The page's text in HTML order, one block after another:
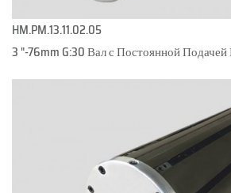
HM.PM.13.11.02.05
3 "-76mm G:30 Вал с Постоянной